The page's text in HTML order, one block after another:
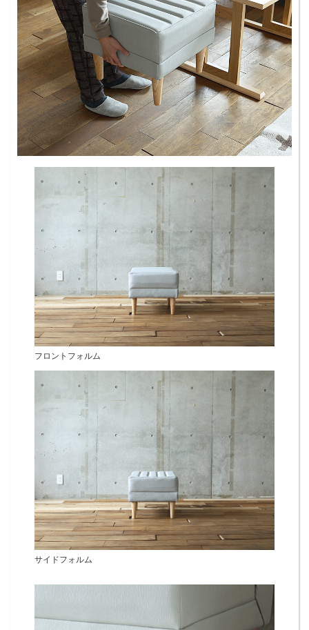
フロントフォルム
サイドフォルム